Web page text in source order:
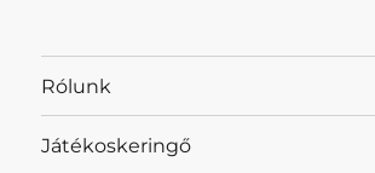
Rólunk
Játékoskeringő